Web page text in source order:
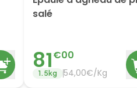
salé
81€00
1.5kg 54,00€/Kg